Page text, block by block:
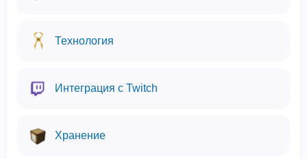
Технология
Интеграция с Twitch
Хранение